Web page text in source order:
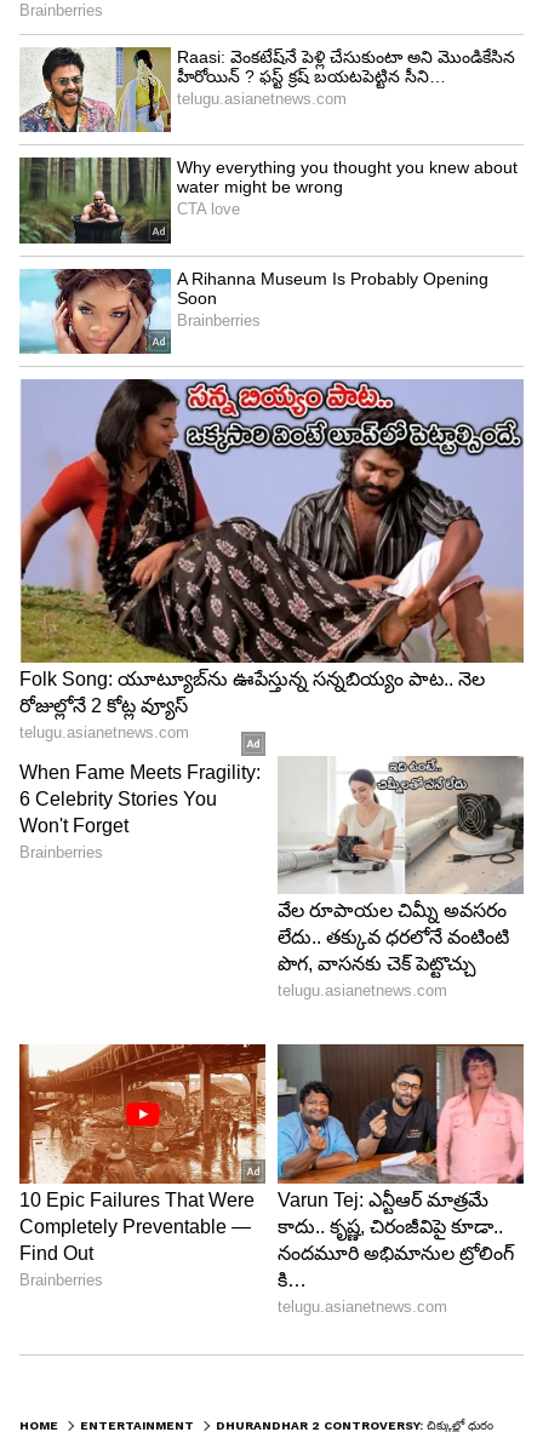
Image Credit :Instagram
పదునైన రాజకీయ విమర్శలు
'దురందర్ 2' ఒక పొలిటికల్ థ్రిల్లర్‌గా తెరకెక్కుతోంది. దీని
మొదటి భాగం సామాజిక, రాజకీయ నేరాల గురించి
మాట్లాడగా, రెండో భాగంలో మరింత పదునైన రాజకీయ
విమర్శలు, అధికారం వెనుక కుట్రలు ఉంటాయని
సమాచారం.
4
ఈ సినిమాలో కీలక రాజకీయ పాత్రలు, ఎన్నికల
వాతావరణం, అధికార పోరాటాలను బలంగా చూపించారట.
అందుకే ఇది కేవలం వినోద చిత్రంగా కాకుండా, రాజకీయ
అభిప్రాయాలను చెప్పే ప్రయత్నంగా కనిపిస్తోంది. ఎన్నికల
టైంలో ఇలాంటి సినిమాలు రావడం ఓటర్లను ప్రభావితం
చేస్తుందని, ఇది ఎన్నికల నిబంధనలకు విరుద్ధమని పిటిషనర్
వాదిస్తున్నారు.
5
HOME ENTERTAINMENT